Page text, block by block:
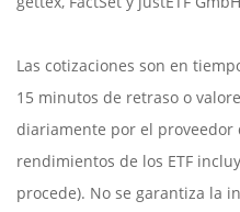
Las cotizaciones son en
15 minutos de retraso o
diariamente por el proveedor
rendimientos de los ETF
procede). No se garantiza la